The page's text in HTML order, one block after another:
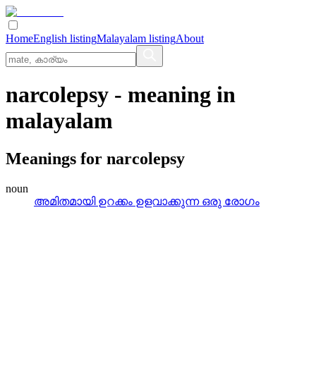
HomeEnglish listingMalayalam listingAbout
narcolepsy - meaning in
malayalam
Meanings for narcolepsy
noun
അമിതമായി ഉറക്കം ഉളവാക്കുന്ന ഒരു രോഗം